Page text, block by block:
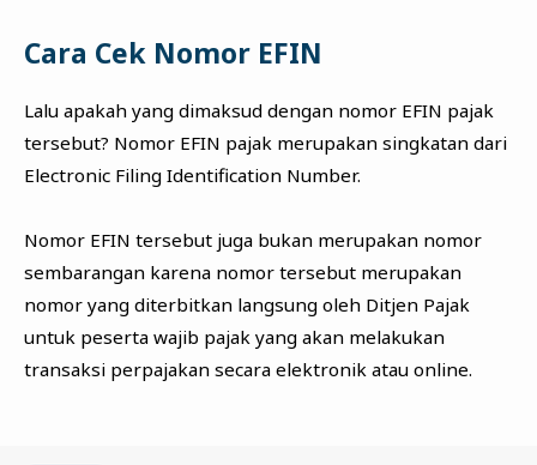
Cara Cek Nomor EFIN
Lalu apakah yang dimaksud dengan nomor EFIN pajak
tersebut? Nomor EFIN pajak merupakan singkatan dari
Electronic Filing Identification Number.
Nomor EFIN tersebut juga bukan merupakan nomor
sembarangan karena nomor tersebut merupakan
nomor yang diterbitkan langsung oleh Ditjen Pajak
untuk peserta wajib pajak yang akan melakukan
transaksi perpajakan secara elektronik atau online.